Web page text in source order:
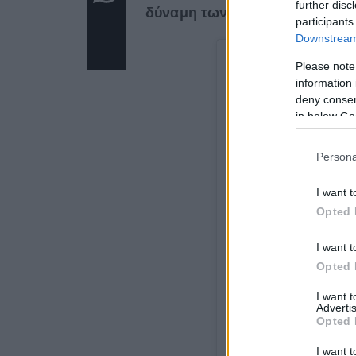
further
Please
information
deny
in below
I want
Opted
I want
Opted
I want
Opted
I want
δύναμη των υλικών και τη
View this post on